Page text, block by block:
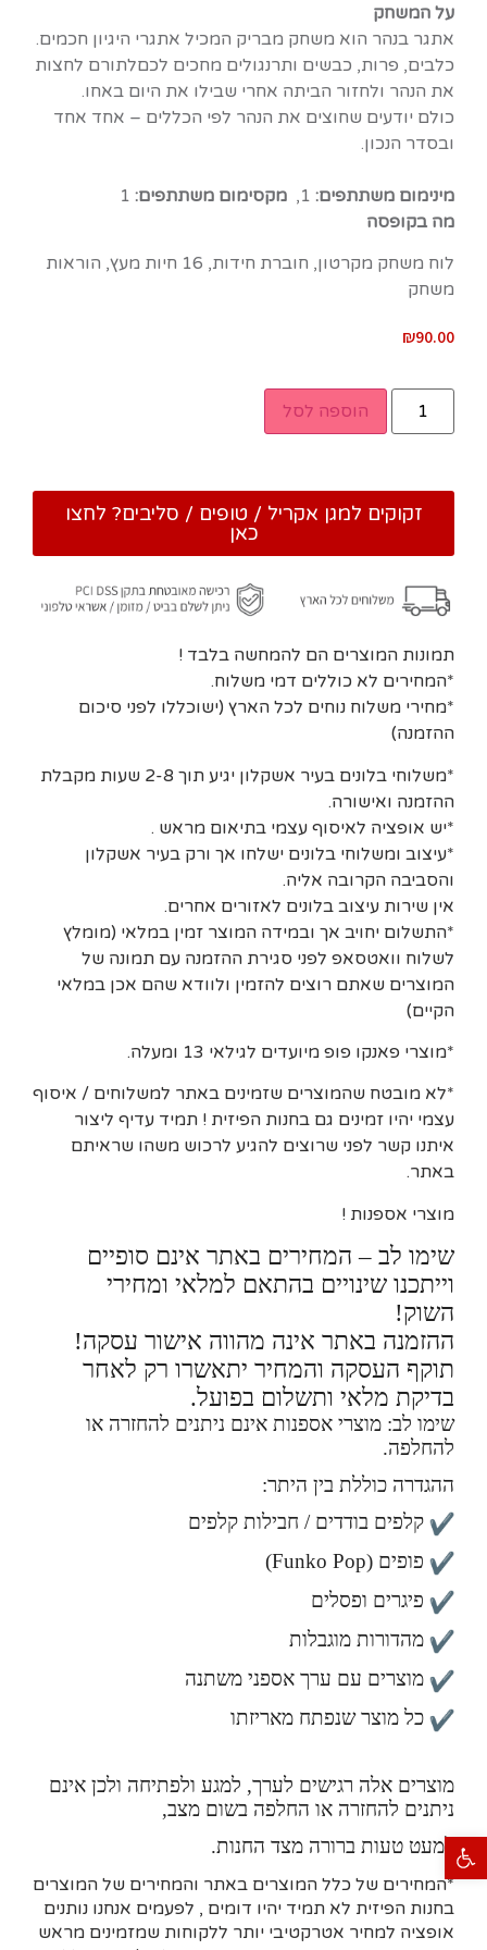
פתח סרגל נגישות
על המשחק
אתגר בנהר הוא משחק מבריק המכיל אתגרי היגיון חכמים.
כלבים, פרות, כבשים ותרנגולים מחכים לכםלתורם לחצות
את הנהר ולחזור הביתה אחרי שבילו את היום באחו.
כולם יודעים שחוצים את הנהר לפי הכללים – אחד אחד
ובסדר הנכון.
מינימום משתתפים: מקסימום משתתפים:
מה בקופסה
לוח משחק מקרטון, חוברת חידות, 16 חיות מעץ, הוראות
משחק
₪90.00
הוספה לסל
זקוקים למגן אקריל / טופים / סליבים? לחצו
כאן
תמונות המוצרים הם להמחשה בלבד !
*המחירים לא כוללים דמי משלוח.
*מחירי משלוח נוחים לכל הארץ (ישוכללו לפני סיכום
ההזמנה)
*משלוחי בלונים בעיר אשקלון יגיע תוך 2-8 שעות מקבלת
ההזמנה ואישורה.
*יש אופציה לאיסוף עצמי בתיאום מראש .
*עיצוב ומשלוחי בלונים ישלחו אך ורק בעיר אשקלון
והסביבה הקרובה אליה.
אין שירות עיצוב בלונים לאזורים אחרים.
*התשלום יחויב אך ובמידה המוצר זמין במלאי (מומלץ
לשלוח וואטסאפ לפני סגירת ההזמנה עם תמונה של
המוצרים שאתם רוצים להזמין ולוודא שהם אכן במלאי
הקיים)
*מוצרי פאנקו פופ מיועדים לגילאי 13 ומעלה.
*לא מובטח שהמוצרים שזמינים באתר למשלוחים / איסוף
עצמי יהיו זמינים גם בחנות הפיזית ! תמיד עדיף ליצור
איתנו קשר לפני שרוצים להגיע לרכוש משהו שראיתם
באתר.
מוצרי אספנות !
שימו לב – המחירים באתר אינם סופיים
וייתכנו שינויים בהתאם למלאי ומחירי
השוק!
ההזמנה באתר אינה מהווה אישור עסקה!
תוקף העסקה והמחיר יתאשרו רק לאחר
בדיקת מלאי ותשלום בפועל.
שימו לב: מוצרי אספנות אינם ניתנים להחזרה או
להחלפה.
ההגדרה כוללת בין היתר:
קלפים בודדים / חבילות קלפים
פופים (Funko Pop)
פיגרים ופסלים
מהדורות מוגבלות
מוצרים עם ערך אספני משתנה
כל מוצר שנפתח מאריזתו
מוצרים אלה רגישים לערך, למגע ולפתיחה ולכן אינם
ניתנים להחזרה או החלפה בשום מצב,
למעט טעות ברורה מצד החנות.
*המחירים של כלל המוצרים באתר והמחירים של המוצרים
בחנות הפיזית לא תמיד יהיו דומים , לפעמים אנחנו נותנים
אופציה למחיר אטרקטיבי יותר ללקוחות שמזמינים מראש